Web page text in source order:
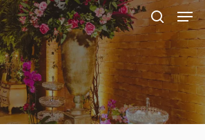
search
Menu
Close
Filters
Menu